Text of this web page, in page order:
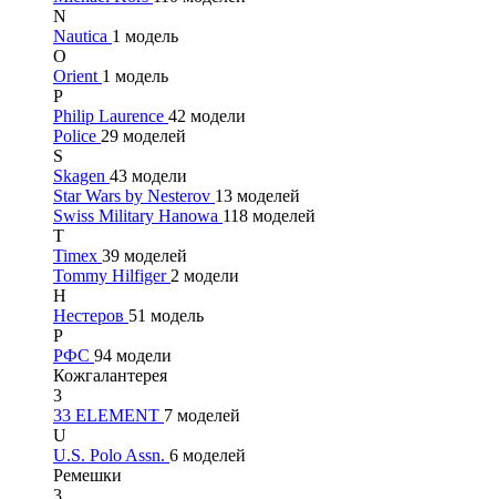
N
Nautica 1 модель
O
Orient 1 модель
P
Philip Laurence 42 модели
Police 29 моделей
S
Skagen 43 модели
Star Wars by Nesterov 13 моделей
Swiss Military Hanowa 118 моделей
T
Timex 39 моделей
Tommy Hilfiger 2 модели
Н
Нестеров 51 модель
Р
РФС 94 модели
Кожгалантерея
3
33 ELEMENT 7 моделей
U
U.S. Polo Assn. 6 моделей
Ремешки
3